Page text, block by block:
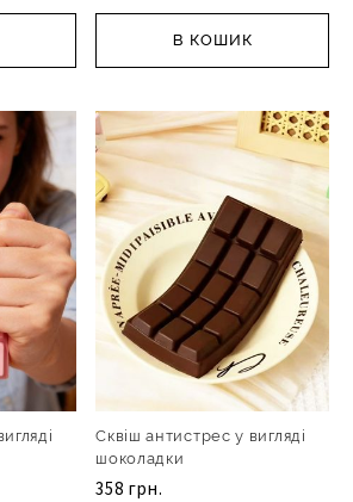
В КОШИК
Сквіш антистрес у вигляді
шоколадки
358 грн.